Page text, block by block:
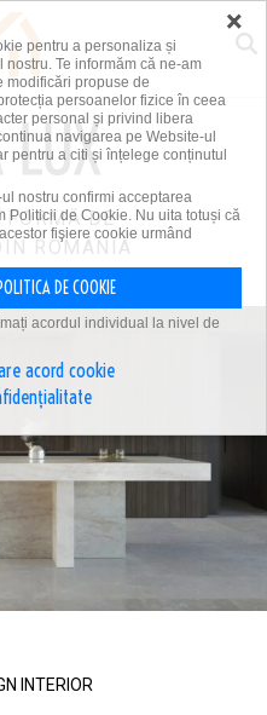
DE
ROMÂNIA
INTERIOR
×
pentru a personaliza și
Te informăm că ne-am
modificări propuse de
persoanelor fizice în ceea
personal și privind libera
navigarea pe Website-ul
pentru a citi și înțelege conținutul
nostru confirmi acceptarea
Politicii de Cookie. Nu uita totuși că
fişiere cookie urmând
DE COOKIE
acordul individual la nivel de
acord cookie